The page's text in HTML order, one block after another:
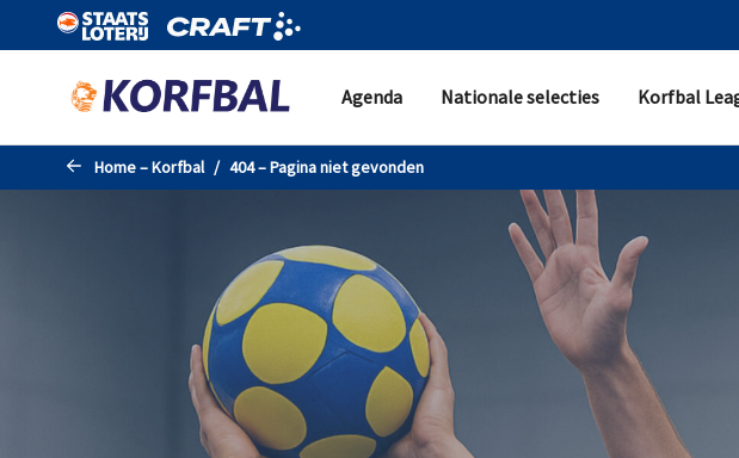
Naar de hoofdinhoud gaan
Agenda Nationale selecties Korfbal
Home – Korfbal 404 – Pagina niet gevonden